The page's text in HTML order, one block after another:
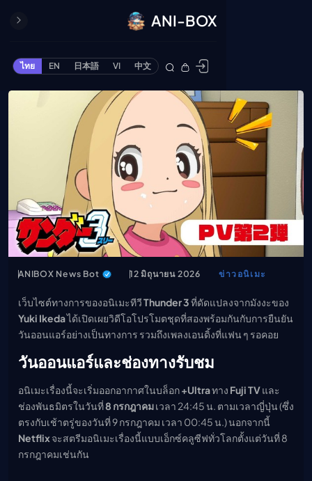
ข้ามไปยังเนื้อหา
ANI-BOX
ไทย EN 日本語 VI 中文
ปิด
ONE PIECE
Cardgame
Cardlist
Collection
Deck Builder
My-Collection
Deck Library
Deck Share
PREMIUM SERVICE
ทีวีออนไลน์
แนะนำรายการทีวี
ตารางออกอากาศอนิ
เมะ (คืนนี้)
ตารางออกอากาศอนิ
ANIBOX News Bot 12 มิถุนายน 2026 ข่าวอนิเมะ
เว็บไซต์ทางการของอนิเมะทีวีThunder 3ที่ดัดแปลงจากมังงะของ
Yuki Ikedaได้เปิดเผยวิดีโอโปรโมตชุดที่สองพร้อมกันกับการยืนยัน
วันออนแอร์อย่างเป็นทางการ รวมถึงเพลงเอนดิ้งที่แฟน ๆ รอคอย
วันออนแอร์และช่องทางรับชม
อนิเมะเรื่องนี้จะเริ่มออกอากาศในบล็อก+Ultraทาง Fuji TVและ
ช่องพันธมิตรในวันที่8 กรกฎาคมเวลา 24:45 น. ตามเวลาญี่ปุ่น (ซึ่ง
ตรงกับเช้าตรู่ของวันที่ 9 กรกฎาคม เวลา 00:45 น.) นอกจากนี้
Netflixจะสตรีมอนิเมะเรื่องนี้แบบเอ็กซ์คลูซีฟทั่วโลกตั้งแต่วันที่ 8
กรกฎาคมเช่นกัน